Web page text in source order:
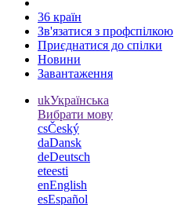
36 країн
Зв'язатися з профспілкою
Приєднатися до спілки
Новини
Завантаження
ukУкраїнська
Вибрати мову
csČeský
daDansk
deDeutsch
eteesti
enEnglish
esEspañol